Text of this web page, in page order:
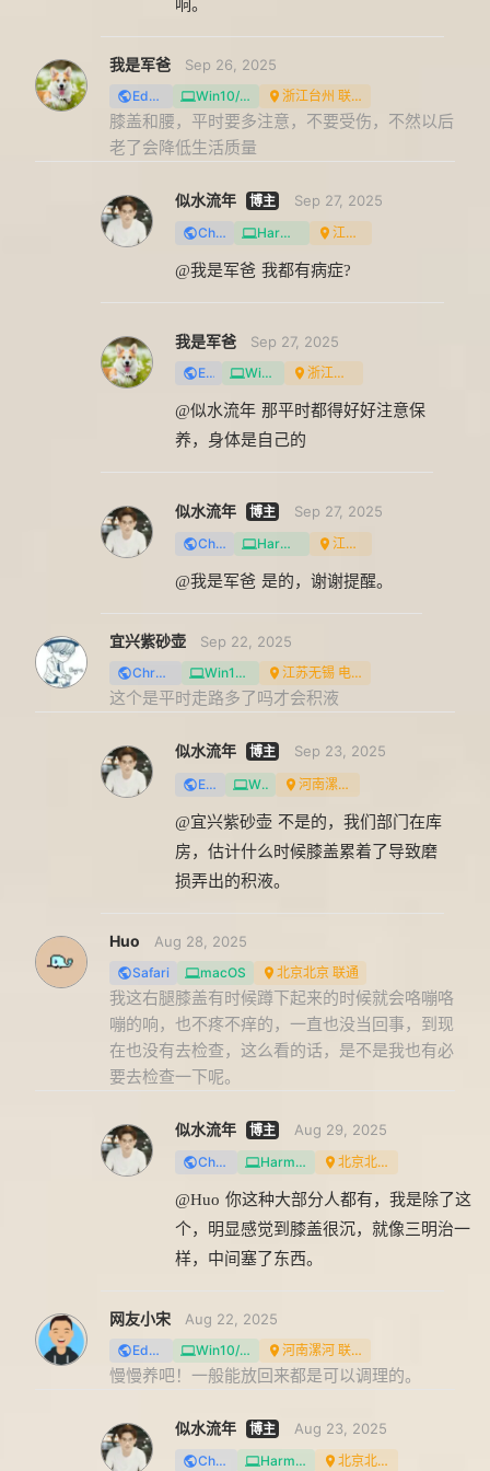
响。
我是军爸 Sep 26, 2025
Edge Win10/11 浙江台州 联通
膝盖和腰，平时要多注意，不要受伤，不然以后
老了会降低生活质量
似水流年 Sep 27, 2025
Chrome HarmonyOS 江西 移动
@我是军爸 我都有病症?
我是军爸 Sep 27, 2025
Edge Win10/11 浙江台州 联通
@似水流年 那平时都得好好注意保
养，身体是自己的
似水流年 Sep 27, 2025
Chrome HarmonyOS 江西 移动
@我是军爸 是的，谢谢提醒。
宜兴紫砂壶 Sep 22, 2025
Chrome Win10/11 江苏无锡 电信/IDC机房
这个是平时走路多了吗才会积液
似水流年 Sep 23, 2025
Edge Win7 河南漯河 电信
@宜兴紫砂壶 不是的，我们部门在库
房，估计什么时候膝盖累着了导致磨
损弄出的积液。
Huo Aug 28, 2025
Safari macOS 北京北京 联通
我这右腿膝盖有时候蹲下起来的时候就会咯嘣咯
嘣的响，也不疼不痒的，一直也没当回事，到现
在也没有去检查，这么看的话，是不是我也有必
要去检查一下呢。
似水流年 Aug 29, 2025
Chrome HarmonyOS 北京北京 联通
@Huo 你这种大部分人都有，我是除了这
个，明显感觉到膝盖很沉，就像三明治一
样，中间塞了东西。
网友小宋 Aug 22, 2025
Edge Win10/11 河南漯河 联通
慢慢养吧！一般能放回来都是可以调理的。
似水流年 Aug 23, 2025
Chrome HarmonyOS 北京北京 联通